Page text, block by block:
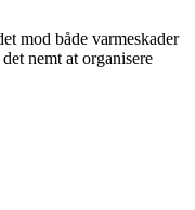
mod både varmeskader
nemt at organisere